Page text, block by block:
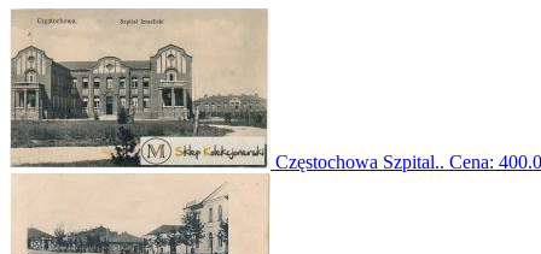
Częstochowa Szpital.. Cena: